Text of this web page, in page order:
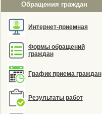
Обращения граждан
Интернет-приемная
Формы обращений
граждан
График приема граждан
Результаты работ